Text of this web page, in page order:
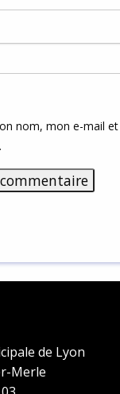
nom, mon e-mail
de Lyon
Merle